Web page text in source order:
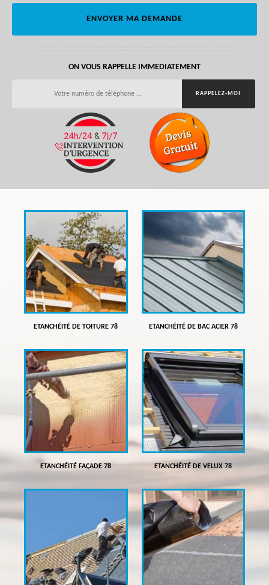
ON VOUS RAPPELLE IMMEDIATEMENT
ETANCHÉITÉ DE TOITURE 78 ETANCHÉITÉ DE BAC ACIER 78
ETANCHÉITÉ FAÇADE 78 ETANCHÉITÉ DE VELUX 78